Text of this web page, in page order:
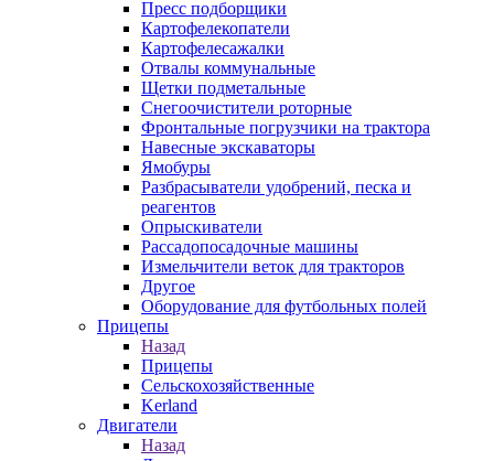
Пресс подборщики
Картофелекопатели
Картофелесажалки
Отвалы коммунальные
Щетки подметальные
Снегоочистители роторные
Фронтальные погрузчики на трактора
Навесные экскаваторы
Ямобуры
Разбрасыватели удобрений, песка и
реагентов
Опрыскиватели
Рассадопосадочные машины
Измельчители веток для тракторов
Другое
Оборудование для футбольных полей
Прицепы
Назад
Прицепы
Сельскохозяйственные
Kerland
Двигатели
Назад